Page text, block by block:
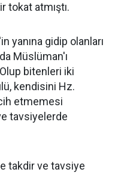
tokat atmıştı.
yanına gidip olanları
Müslüman'ı
bitenleri iki
kendisini Hz.
etmemesi
tavsiyelerde
takdir ve tavsiye